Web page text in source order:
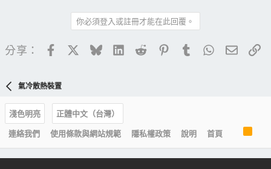
你必須登入或註冊才能在此回覆。
分享： FacebookBlueskyLinkedIn
Reddit PinterestTumblrWhatsApp
電子
氣冷散熱裝置
淺色明亮
正體中文（台灣）
連絡我們
使用條款與網站規範 隱私權政策 說明 首頁
S